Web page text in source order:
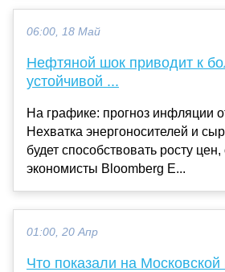
06:00, 18 Май
Нефтяной шок приводит к
устойчивой ...
На графике: прогноз инфляции
Нехватка энергоносителей и
будет способствовать росту
экономисты Bloomberg E...
01:00, 20 Апр
Что показали на